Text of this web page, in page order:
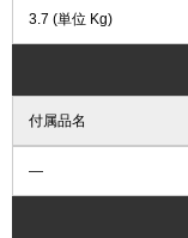
3.7 (単位 Kg)
付属品名
―